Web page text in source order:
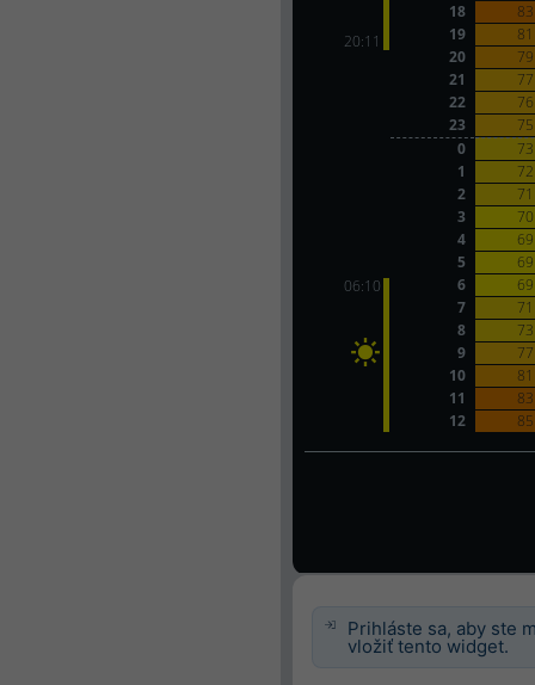
Prihláste sa, aby ste
vložiť tento widget.